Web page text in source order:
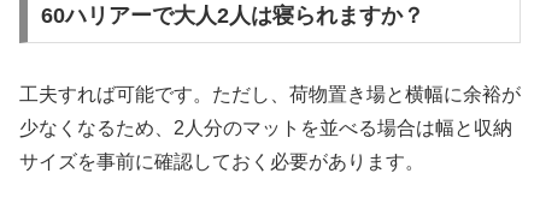
60ハリアーで大人2人は寝られますか？
工夫すれば可能です。ただし、荷物置き場と横幅に余裕が
少なくなるため、2人分のマットを並べる場合は幅と収納
サイズを事前に確認しておく必要があります。